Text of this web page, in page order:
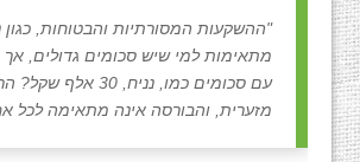
"ההשקעות המסורתיות והבטוחות, כגון
מתאימות למי שיש סכומים גדולים,
עם סכומים כמו, נניח, 30
מזערית, והבורסה אינה מתאימה לכל